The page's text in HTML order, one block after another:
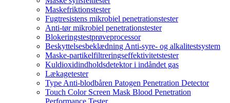
Maskefriktionstester
Fugtresistens mikrobiel penetrationstester
Anti-tør mikrobiel penetrationstester
Blokeringstestprøveprocessor
Beskyttelsesbeklædning Anti-syre- og alkalitestsystem
Maske-partikelfiltreringseffektivitetstester
Kuldioxidindholdsdetektor i indåndet gas
Lækagetester
Type Anti-blodbåren Patogen Penetration Detector
Touch Color Screen Mask Blood Penetration
Performance Tester